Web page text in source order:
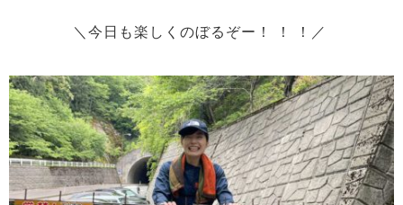
＼今日も楽しくのぼるぞー！ ！ ！／